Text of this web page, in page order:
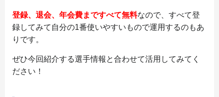
登録、退会、年会費まですべて無料なので、すべて登
録してみて自分の1番使いやすいもので運用するのもあ
りです。
ぜひ今回紹介する選手情報と合わせて活用してみてく
ださい！